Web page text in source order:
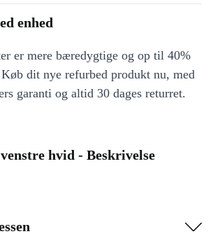
enhed
er mere bæredygtige og op til 40%
dit nye refurbed produkt nu, med
garanti og altid 30 dages returret.
hvid - Beskrivelse